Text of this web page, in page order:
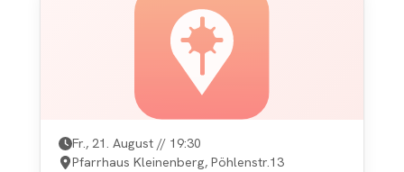
Fr., 21. August // 19:30
Pfarrhaus Kleinenberg, Pöhlenstr.13